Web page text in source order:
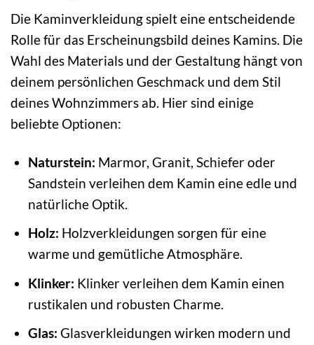
Die Kaminverkleidung spielt eine entscheidende
Rolle für das Erscheinungsbild deines Kamins. Die
Wahl des Materials und der Gestaltung hängt von
deinem persönlichen Geschmack und dem Stil
deines Wohnzimmers ab. Hier sind einige
beliebte Optionen:
Naturstein: Marmor, Granit, Schiefer oder
Sandstein verleihen dem Kamin eine edle und
natürliche Optik.
Holz: Holzverkleidungen sorgen für eine
warme und gemütliche Atmosphäre.
Klinker: Klinker verleihen dem Kamin einen
rustikalen und robusten Charme.
Glas: Glasverkleidungen wirken modern und